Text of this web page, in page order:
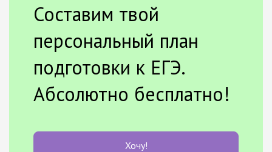
Составим твой
персональный план
подготовки к ЕГЭ.
Абсолютно бесплатно!
Хочу!